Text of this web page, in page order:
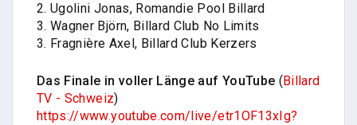
2. Ugolini Jonas, Romandie Pool Billard
3. Wagner Björn, Billard Club No Limits
3. Fragnière Axel, Billard Club Kerzers
Das Finale in voller Länge auf YouTube ( Billard
TV - Schweiz)
https://www.youtube.com/live/etr1OF13xIg?